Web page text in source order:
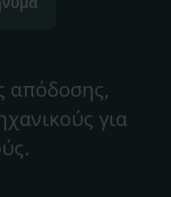
απόδοσης,
για